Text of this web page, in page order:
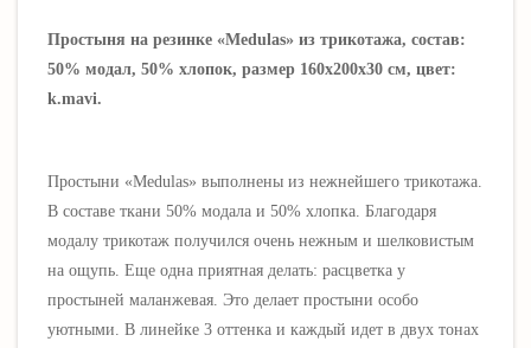
Простыня на резинке «Medulas» из трикотажа, состав:
50% модал, 50% хлопок, размер 160х200х30 см, цвет:
k.mavi.
Простыни «Medulas» выполнены из нежнейшего трикотажа.
В составе ткани 50% модала и 50% хлопка. Благодаря
модалу трикотаж получился очень нежным и шелковистым
на ощупь. Еще одна приятная делать: расцветка у
простыней маланжевая. Это делает простыни особо
уютными. В линейке 3 оттенка и каждый идет в двух тонах